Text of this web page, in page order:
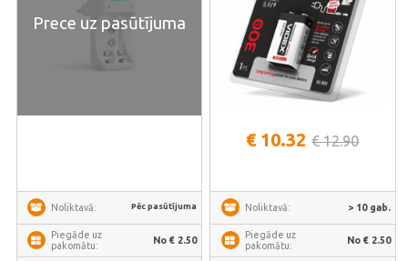
Prece uz pasūtījuma
Noliktavā: Pēc pasūtījuma
Piegāde uz
pakomātu:
No € 2.50
€ 10.32 € 12.90
Noliktavā: > 10 gab.
Piegāde uz
pakomātu:
No € 2.50